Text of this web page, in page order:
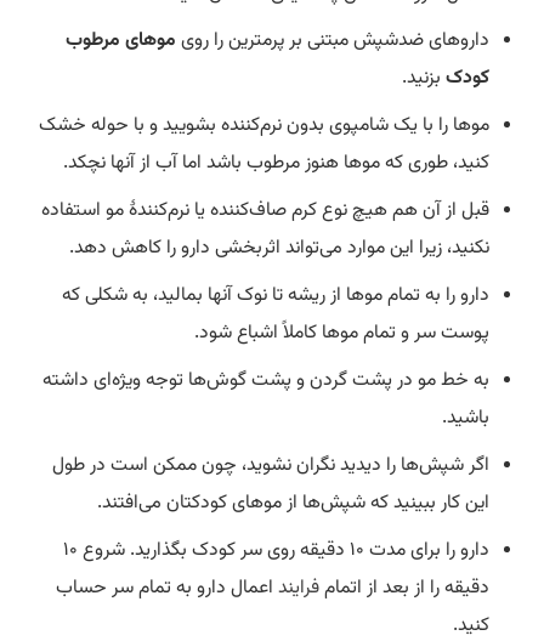
داروهای ضدشپش مبتنی بر پرمترین را روی موهای مرطوب
کودک بزنید.
موها را با یک شامپوی بدون نرم‌کننده بشویید و با حوله خشک
کنید، طوری که موها هنوز مرطوب باشد اما آب از آنها نچکد.
قبل از آن هم هیچ نوع کرم صاف‌کننده یا نرم‌کنندهٔ مو استفاده
نکنید، زیرا این موارد می‌تواند اثربخشی دارو را کاهش دهد.
دارو را به تمام موها از ریشه تا نوک آنها بمالید، به شکلی که
پوست سر و تمام موها کاملاً اشباع شود.
به خط مو در پشت گردن و پشت گوش‌ها توجه ویژه‌ای داشته
باشید.
اگر شپش‌‌ها را دیدید نگران نشوید، چون ممکن است در طول
این کار ببینید که شپش‌ها از موهای کودکتان می‌افتند.
دارو را برای مدت ۱۰ دقیقه روی سر کودک بگذارید. شروع ۱۰
دقیقه را از بعد از اتمامفرایند اعمال دارو به تمام سر حساب
کنید.